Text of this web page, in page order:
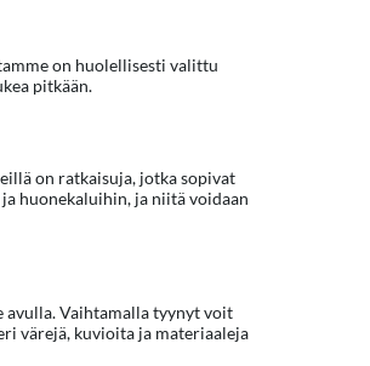
on huolellisesti valittu
pitkään.
on ratkaisuja, jotka sopivat
huonekaluihin, ja niitä voidaan
avulla. Vaihtamalla tyynyt voit
värejä, kuvioita ja materiaaleja